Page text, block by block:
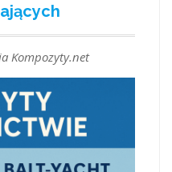
Kompozyty.net